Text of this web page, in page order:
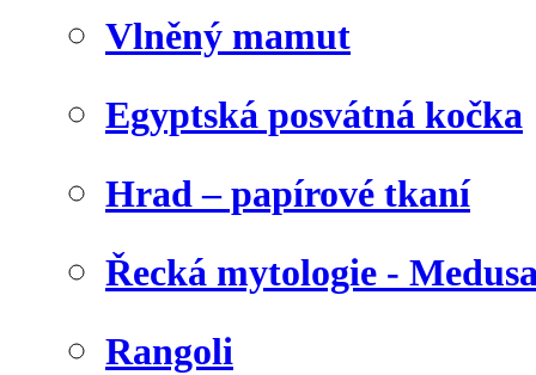
Vlněný mamut
Egyptská posvátná kočka
Hrad – papírové tkaní
Řecká mytologie -
Rangoli